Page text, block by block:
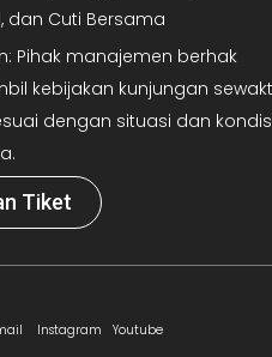
dan Cuti Bersama
Pihak manajemen berhak
kebijakan kunjungan
dengan situasi dan
Tiket
Instagram Youtube